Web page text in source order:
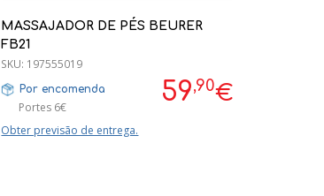
MASSAJADOR DE PÉS BEURER
FB21
59,90€
SKU: 197555019
Por encomenda
Portes 6€
Obter previsão de entrega.